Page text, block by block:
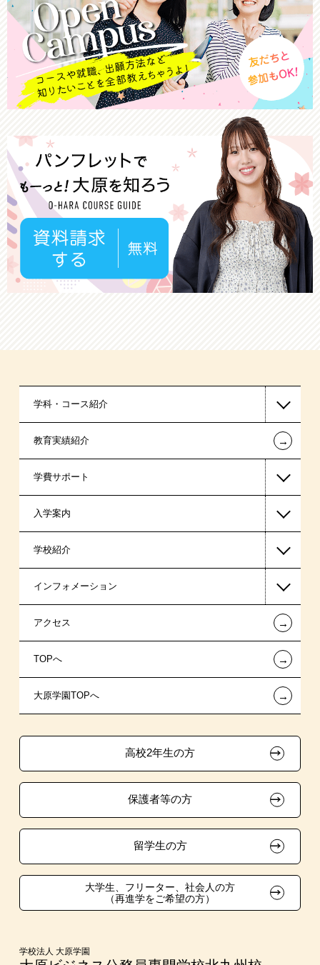
学科・コース紹介
国家公務員・地方公務員系
警察官・消防官系
税理士系
ビジネス系
東京経営大学 学士取得コース
高校生対象コース
教育実績紹介 ←
学費サポート
高等教育の修学支援新制度
日本学生支援機構の奨学金
国の教育ローン
提携教育ローン
試験による特待生制度
資格・クラブ活動による特待生制度
入学案内
一般入学
AO入学
指定校推薦入学
特別推薦入学
推薦入学
生徒会活動推薦入学
自己推薦入学
在校生・卒業生紹介推薦入学
大学生・短期大学生特別入学
学費
東京経営大学への3年次編入学
入学前Web通信講座
学校紹介
在校生からあなたへ
夢を叶えた先輩たち
施設・研修所
学生寮・マンションのご案内
大原学園グループ案内
インフォメーション
お知らせ・新着情報
在校生へのお知らせ
各種証明書の発行ご希望の方
採用ご担当の方
アクセス ←
TOPへ ←
大原学園TOPへ ←
高校2年生の方
保護者等の方
留学生の方
大学生、フリーター、社会人の方
（再進学をご希望の方）
学校法人 大原学園